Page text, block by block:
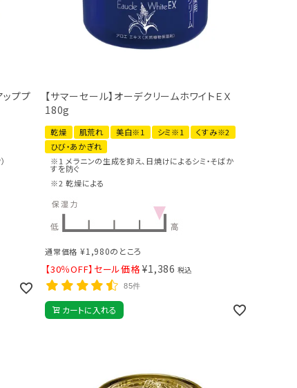
ッププ
【サマーセール】オーデクリームホワイトＥＸ
180g
乾燥 肌荒れ 美白※1 シミ※1
くすみ※2
ひび・あかぎれ
※1 メラニンの生成を抑え、日焼けによるシミ・そばか
すを防ぐ
※2 乾燥による
通常価格 ¥1,980のところ
【30％OFF】セール価格 ¥1,386 税込
85件
カートに入れる